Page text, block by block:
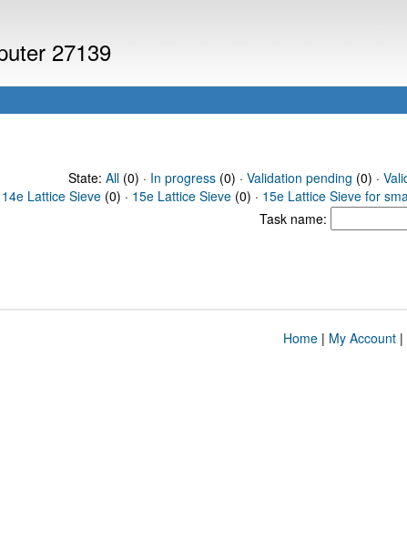
27139
State: All(0) · In progress(0) · Validation pending (0) ·
14e Lattice Sieve (0) · 15e Lattice Sieve (0) · 15e Lattice Sieve for
Task name:
Home| My Account|